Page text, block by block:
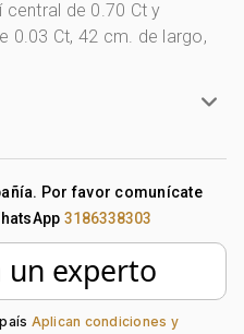
central de 0.70 Ct y
0.03 Ct, 42 cm. de largo,
Por favor comunícate
3186338303
un experto
Aplican condiciones y